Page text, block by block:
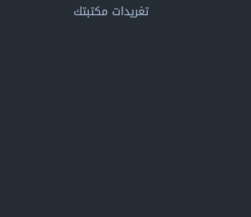
تغريدات مكتبتك